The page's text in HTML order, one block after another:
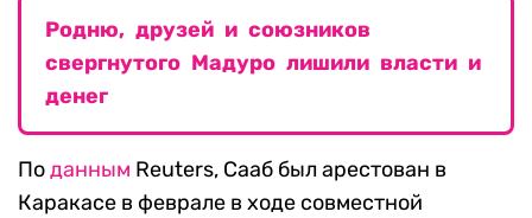
Родню, друзей и союзников
свергнутого Мадуро лишили власти и
денег
Поданным Reuters, Сааб был арестован в
Каракасе в феврале в ходе совместной